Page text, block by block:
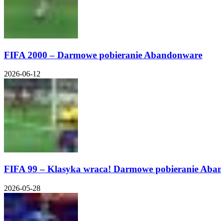
FIFA 2000 – Darmowe pobieranie Abandonware
2026-06-12
FIFA 99 – Klasyka wraca! Darmowe pobieranie
2026-05-28